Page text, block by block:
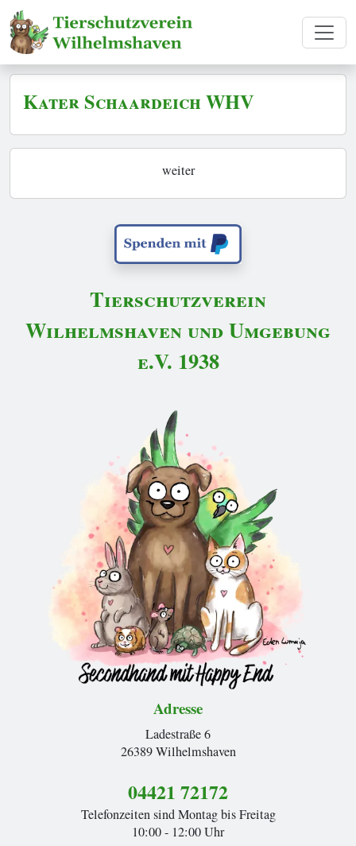
Kater Schaardeich WHV
weiter
Tierschutzverein
Wilhelmshaven und Umgebung
e.V. 1938
Adresse
Ladestraße 6
26389 Wilhelmshaven
04421 72172
Telefonzeiten sind Montag bis Freitag
10:00 - 12:00 Uhr